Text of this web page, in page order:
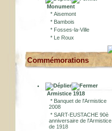
Monument
* Aisemont
* Bambois
* Fosses-la-Ville
* Le Roux
Commémorations
Armistice 1918
* Banquet de l'Armistice
2008
* SART-EUSTACHE 90è
anniversaire de l'Armistice
de 1918